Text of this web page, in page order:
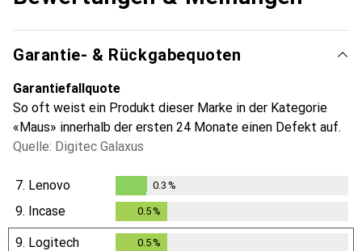
Garantie- & Rückgabequoten
Garantiefallquote
So oft weist ein Produkt dieser Marke in der Kategorie
«Maus» innerhalb der ersten 24 Monate einen Defekt auf.
Quelle: Digitec Galaxus
7. Lenovo
0.3%
0.3 %
9. Incase 0.5%
9. Logitech 0.5%